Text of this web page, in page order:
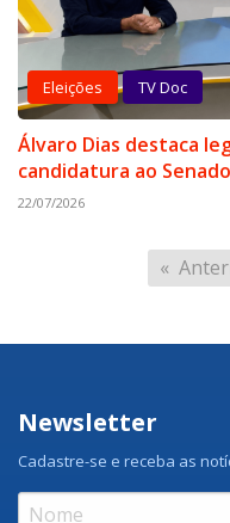
Eleições TV Doc
Álvaro Dias destaca
candidatura ao Senado
22/07/2026
Newsletter
Cadastre-se e receba as